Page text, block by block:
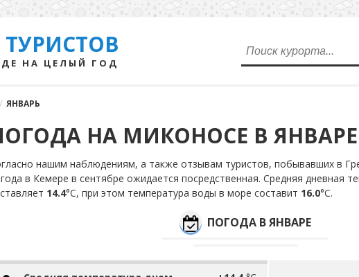
НА ЦЕЛЫЙ ГОД
/ ЯНВАРЬ
НА МИКОНОСЕ В ЯНВАРЕ
нашим наблюдениям, а также отзывам туристов, побывавших в
в Кемере в сентябре ожидается посредственная. Средняя дневная
14.4°С, при этом температура воды в море составит 16.0°С.
ПОГОДА В ЯНВАРЕ